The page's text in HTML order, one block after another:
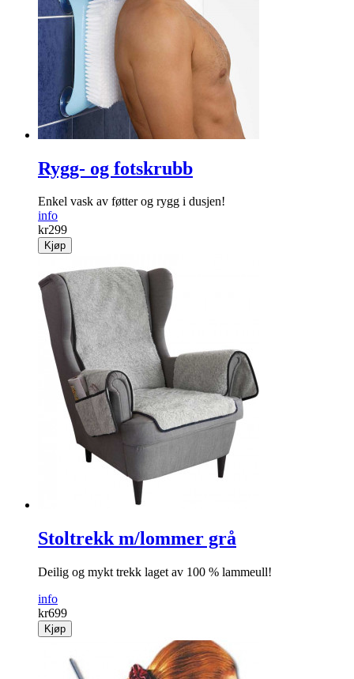
Rygg- og fotskrubb
Enkel vask av føtter og rygg i dusjen!
info
kr299
Kjøp
Stoltrekk m/lommer grå
Deilig og mykt trekk laget av 100 % lammeull!
info
kr699
Kjøp